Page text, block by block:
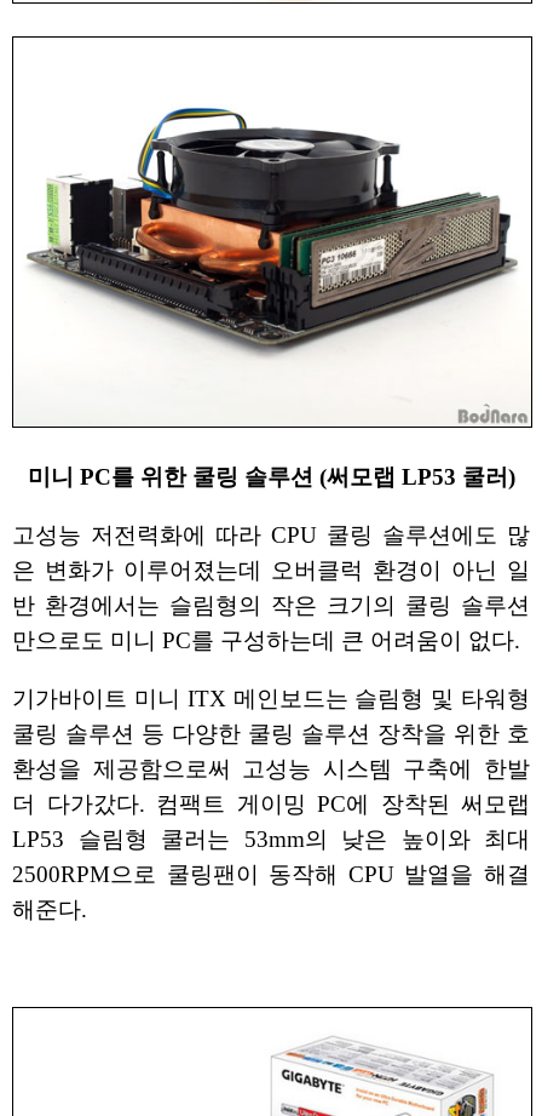
미니 PC를 위한 쿨링 솔루션 (써모랩 LP53 쿨러)
고성능 저전력화에 따라 CPU 쿨링 솔루션에도 많
은 변화가 이루어졌는데 오버클럭 환경이 아닌 일
반 환경에서는 슬림형의 작은 크기의 쿨링 솔루션
만으로도 미니 PC를 구성하는데 큰 어려움이 없다.
기가바이트 미니 ITX 메인보드는 슬림형 및 타워형
쿨링 솔루션 등 다양한 쿨링 솔루션 장착을 위한 호
환성을 제공함으로써 고성능 시스템 구축에 한발
더 다가갔다. 컴팩트 게이밍 PC에 장착된 써모랩
LP53 슬림형 쿨러는 53mm의 낮은 높이와 최대
2500RPM으로 쿨링팬이 동작해 CPU 발열을 해결
해준다.